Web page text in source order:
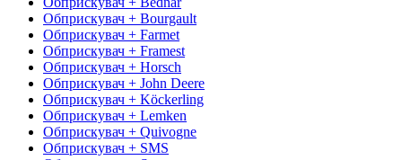
Обприскувач + Bourgault
Обприскувач + Farmet
Обприскувач + Framest
Обприскувач + Horsch
Обприскувач + John Deere
Обприскувач + Köckerling
Обприскувач + Lemken
Обприскувач + Quivogne
Обприскувач + SMS